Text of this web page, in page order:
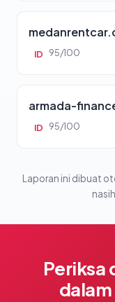
ID 95/100
armada-
ID 95/100
Laporan ini dibuat
Periksa